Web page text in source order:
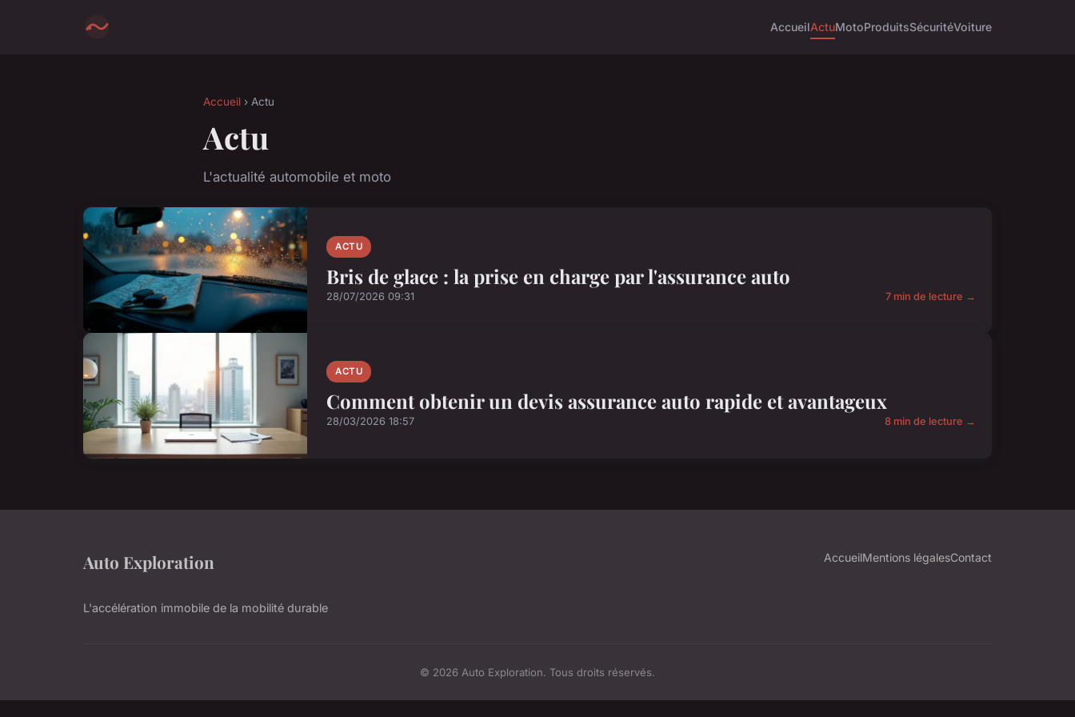
AccueilActuMotoProduitsSécuritéVoiture
Accueil › Actu
Actu
L'actualité automobile et moto
ACTU
Bris de glace : la prise en charge par l'assurance auto
28/07/2026 09:31 7 min de lecture →
ACTU
Comment obtenir un devis assurance auto rapide et avantageux
28/03/2026 18:57 8 min de lecture →
Auto Exploration
L'accélération immobile de la mobilité durable
AccueilMentions légalesContact
© 2026 Auto Exploration. Tous droits réservés.